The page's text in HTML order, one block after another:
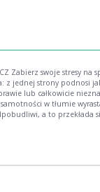
lub całkowicie
w tłumie
a to przekłada
- trudno wówczas